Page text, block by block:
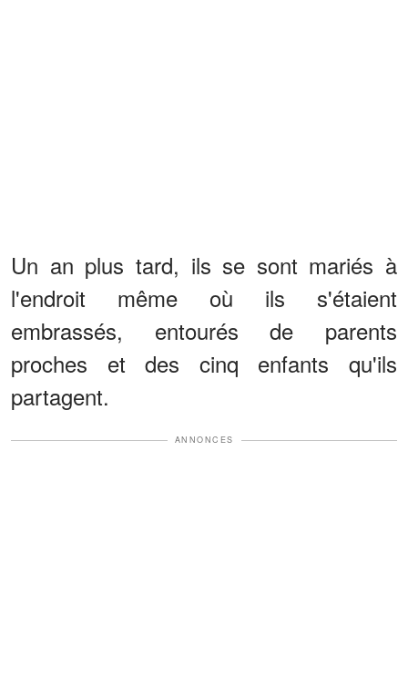
Un an plus tard, ils se sont mariés à
l'endroit même où ils s'étaient
embrassés, entourés de parents
proches et des cinq enfants qu'ils
partagent.
ANNONCES